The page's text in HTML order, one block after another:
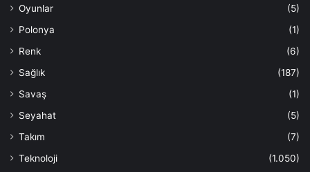
Oyunlar
(5)
Polonya
(1)
Renk
(6)
Sağlık
(187)
Savaş
(1)
Seyahat
(5)
Takım
(7)
Teknoloji
(1.050)